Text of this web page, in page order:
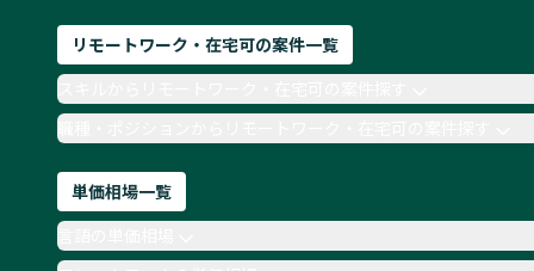
リモートワーク・在宅可の案件一覧
職種・ポジションからリモートワーク・在宅可の案件探す
単価相場一覧